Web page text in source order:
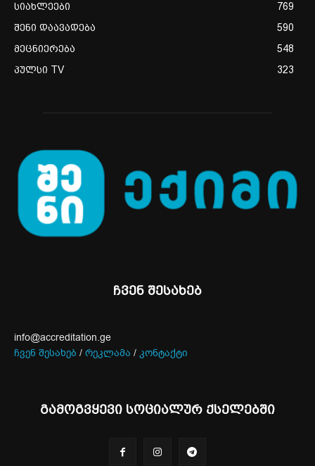
სიახლეები
769
შენი დაავადება
590
მეცნიერება
548
პულსი TV
323
ჩვენ შესახებ
info@accreditation.ge
ჩვენ შესახებ / რეკლამა / კონტაქტი
გამოგვყევი სოციალურ ქსელებში